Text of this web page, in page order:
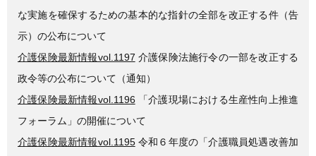
な実施を確保するための基本的な指針の全部を改正する件（告
示）の公布について
介護保険最新情報vol.1197 介護保険法施行令の一部を改正する
政令等の公布について（通知）
介護保険最新情報vol.1196 「介護現場における生産性向上推進
フォーラム」の開催について
介護保険最新情報vol.1195令和６年度の「介護職員処遇改善加